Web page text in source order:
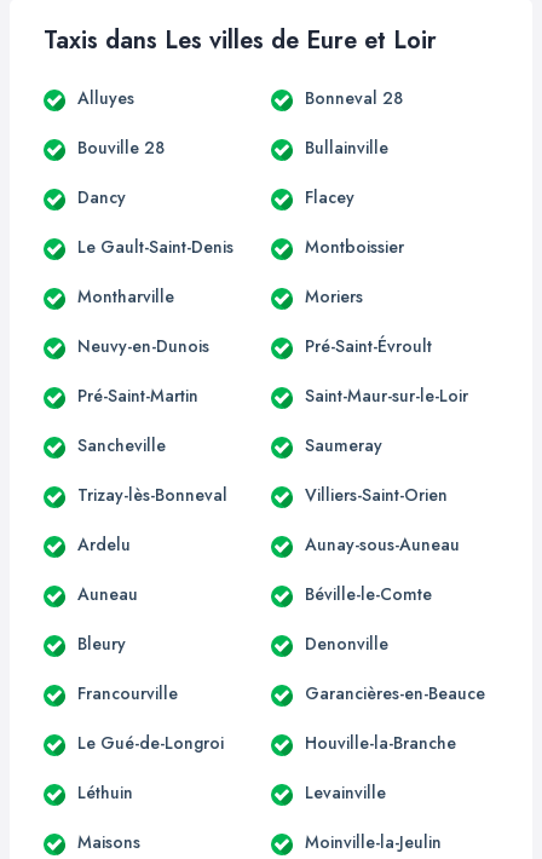
Taxis dans Les villes de Eure et Loir
Alluyes Bonneval 28
Bouville 28 Bullainville
Dancy Flacey
Le Gault-Saint-Denis Montboissier
Montharville Moriers
Neuvy-en-Dunois Pré-Saint-Évroult
Pré-Saint-Martin Saint-Maur-sur-le-Loir
Sancheville Saumeray
Trizay-lès-Bonneval Villiers-Saint-Orien
Ardelu Aunay-sous-Auneau
Auneau Béville-le-Comte
Bleury Denonville
Francourville Garancières-en-Beauce
Le Gué-de-Longroi Houville-la-Branche
Léthuin Levainville
Maisons Moinville-la-Jeulin